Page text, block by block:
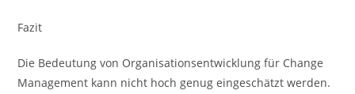
Fazit
Die Bedeutung von Organisationsentwicklung für Change
Management kann nicht hoch genug eingeschätzt werden.